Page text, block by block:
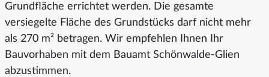
Grundfläche errichtet werden. Die gesamte
versiegelte Fläche des Grundstücks darf nicht mehr
als 270 m² betragen. Wir empfehlen Ihnen Ihr
Bauvorhaben mit dem Bauamt Schönwalde-Glien
abzustimmen.